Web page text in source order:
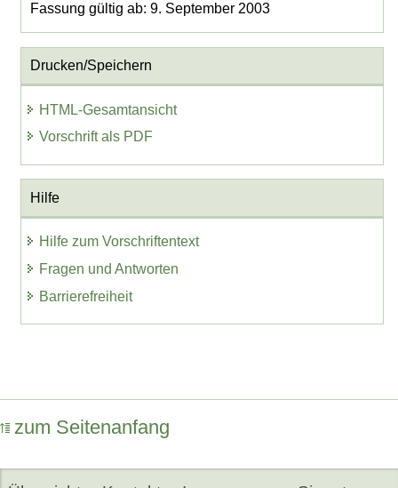
Fassung gültig ab: 9. September 2003
Drucken/Speichern
HTML-Gesamtansicht
Vorschrift als PDF
Hilfe
Hilfe zum Vorschriftentext
Fragen und Antworten
Barrierefreiheit
zum Seitenanfang